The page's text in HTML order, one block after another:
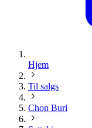
Hjem
Til salgs
Chon Buri